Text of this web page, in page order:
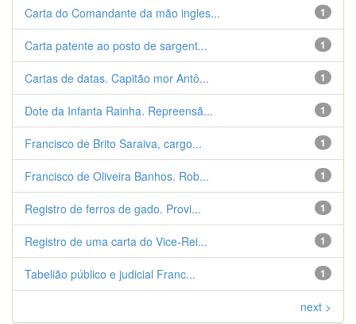
1
Carta do Comandante da mão ingles...
1
Carta patente ao posto de sargent...
1
Cartas de datas. Capitão mor Antô...
1
Dote da Infanta Rainha. Repreensã...
1
Francisco de Brito Saraiva, cargo...
1
Francisco de Oliveira Banhos. Rob...
1
Registro de ferros de gado. Provi...
1
Registro de uma carta do Vice-Rei...
1
Tabelião público e judicial Franc...
next >